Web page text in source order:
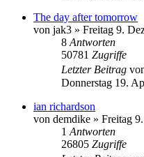
The day after tomorrow
von jak3 » Freitag 9.
8 Antworten
50781 Zugriffe
Letzter Beitrag
Donnerstag 19.
ian richardson
von demdike » Freitag
1 Antworten
26805 Zugriffe